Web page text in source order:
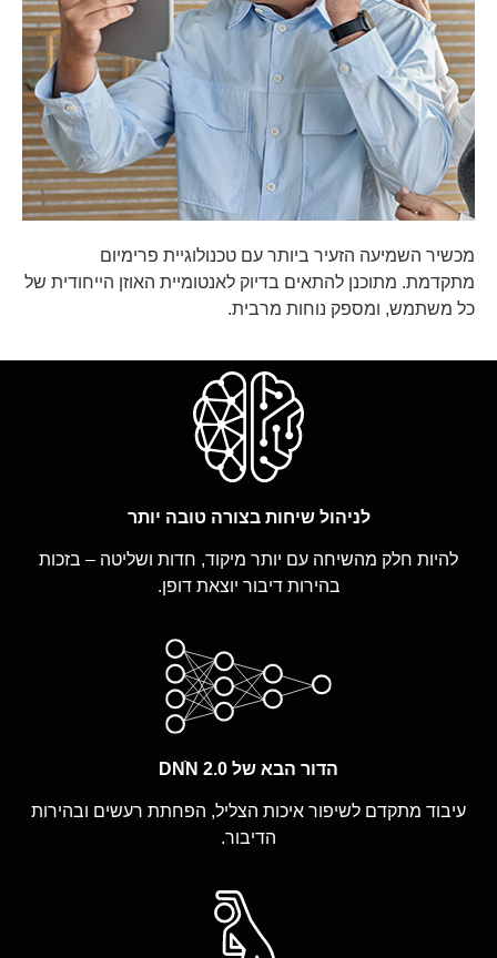
מכשיר השמיעה הזעיר ביותר עם טכנולוגיית פרימיום
מתקדמת. מתוכנן להתאים בדיוק לאנטומיית האוזן הייחודית של
כל משתמש, ומספק נוחות מרבית.
לניהול שיחות בצורה טובה יותר
להיות חלק מהשיחה עם יותר מיקוד, חדות ושליטה – בזכות
בהירות דיבור יוצאת דופן.
הדור הבא של DNֿN 2.0
עיבוד מתקדם לשיפור איכות הצליל, הפחתת רעשים ובהירות
הדיבור.